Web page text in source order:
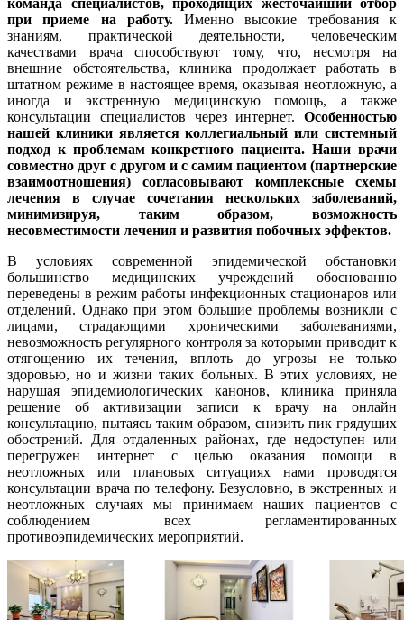
при приеме на работу.Именно высокие требования к
знаниям, практической деятельности, человеческим
качествами врача способствуют тому, что, несмотря на
внешние обстоятельства, клиника продолжает работать в
штатном режиме в настоящее время, оказывая неотложную, а
иногда и экстренную медицинскую помощь, а также
консультации специалистов через интернет. Особенностью
нашей клиники является коллегиальный или системный
подход к проблемам конкретного пациента. Наши врачи
совместно друг с другом и с самим пациентом (партнерские
взаимоотношения) согласовывают комплексные схемы
лечения в случае сочетания нескольких заболеваний,
минимизируя, таким образом, возможность
несовместимости лечения и развития побочных эффектов.
В условиях современной эпидемической обстановки
большинство медицинских учреждений обоснованно
переведены в режим работы инфекционных стационаров или
отделений. Однако при этом большие проблемы возникли с
лицами, страдающими хроническими заболеваниями,
невозможность регулярного контроля за которыми приводит к
отягощению их течения, вплоть до угрозы не только
здоровью, но и жизни таких больных. В этих условиях, не
нарушая эпидемиологических канонов, клиника приняла
решение об активизации записи к врачу на онлайн
консультацию, пытаясь таким образом, снизить пик грядущих
обострений. Для отдаленных районах, где недоступен или
перегружен интернет с целью оказания помощи в
неотложных или плановых ситуациях нами проводятся
консультации врача по телефону. Безусловно, в экстренных и
неотложных случаях мы принимаем наших пациентов с
соблюдением всех регламентированных
противоэпидемических мероприятий.